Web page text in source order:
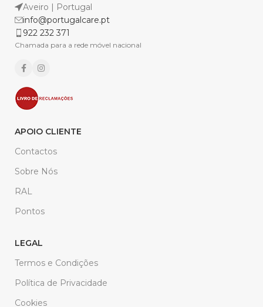
Aveiro | Portugal
info@portugalcare.pt
922 232 371
Chamada para a rede móvel nacional
APOIO CLIENTE
Contactos
Sobre Nós
RAL
Pontos
LEGAL
Termos e Condições
Política de Privacidade
Cookies